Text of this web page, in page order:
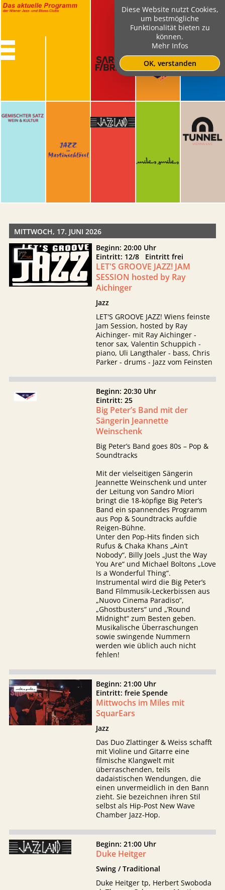
MITTWOCH, 17. JUNI 2026
Beginn: 20:00 Uhr
Eintritt: 12/8 Eintritt frei
LET'S GROOVE JAZZ! JAM
SESSION hosted by Ray
Aichinger
Jazz
LET'S GROOVE JAZZ! Wiens feinste
Jam Session, hosted by Ray
Aichinger- mit Ray Aichinger -
tenor sax, Valentin Schuppich -
piano, Uli Langthaler - bass, Chris
Parker - drums - Jazz vom Feinsten
Beginn: 20:30 Uhr
Eintritt: 25
Big Peter’s Band mit der
Sängerin Jeannette
Weinschenk
Big Peter’s Band goes 80s – Pop &
Soundtracks
Mit der vielseitigen Sängerin
Jeannette Weinschenk und unter
der Leitung von Sandro Miori
bringt die 18-köpfige Big Peter’s
Band ein spannendes Programm
aus Pop & Soundtracks aufdie
Reigen-Bühne.
Unter den Pop-Hits finden sich
Rufus & Chaka Khans „Ain’t
Nobody“, Billy Joels „Just the Way
You Are“ und Michael Boltons „Love
Is a Wonderful Thing“.
Instrumental wird die Big Peter’s
Band Filmmusik-Leckerbissen aus
„Nuovo Cinema Paradiso“,
„Ghostbusters“ und „’Round
Midnight“ zum Besten geben.
Musikalische Überraschungen
sowie swingende Nummern
werden wie üblich auch nicht
fehlen!
Beginn: 21:00 Uhr
Eintritt: freie Spende
Mittwochs im Miles mit
SquarEars
Jazz
Das Duo Zlattinger & Weiss schafft
mit Violine und Gitarre eine
filmische Klangwelt mit
überraschenden, teils
dadaistischen Wendungen, die
einen unvermeidlich in den Bann
zieht. Sie bezeichnen ihren Stil
selbst als Hip-Post New Wave
Chamber Jazz-Hop.
Beginn: 21:00 Uhr
Duke Heitger
Swing / Traditional
Duke Heitger tp, Herbert Swoboda
Diese Website nutzt Cookies,
um bestmögliche
Funktionalität bieten zu
können.
Mehr Infos
OK, verstanden